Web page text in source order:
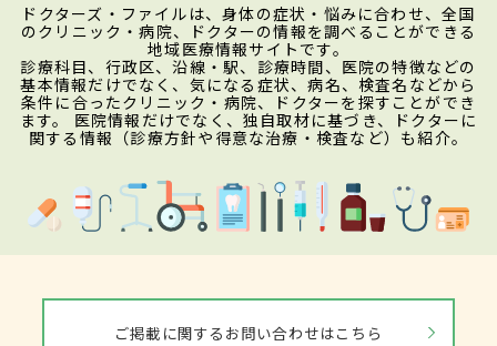
ドクターズ・ファイルは、身体の症状・悩みに合わせ、全国
のクリニック・病院、ドクターの情報を調べることができる
地域医療情報サイトです。
診療科目、行政区、沿線・駅、診療時間、医院の特徴などの
基本情報だけでなく、気になる症状、病名、検査名などから
条件に合ったクリニック・病院、ドクターを探すことができ
ます。 医院情報だけでなく、独自取材に基づき、ドクターに
関する情報（診療方針や得意な治療・検査など）も紹介。
ご掲載に関するお問い合わせはこちら